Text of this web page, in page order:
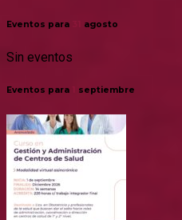
Eventos para agosto
Sin eventos
Eventos para septiembre